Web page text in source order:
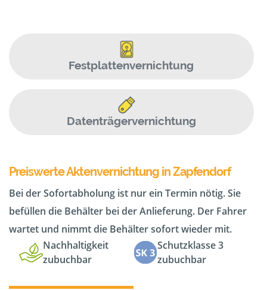
Festplattenvernichtung
Datenträgervernichtung
Preiswerte Aktenvernichtung in Zapfendorf
Bei der Sofortabholung ist nur ein Termin nötig. Sie
befüllen die Behälter bei der Anlieferung. Der Fahrer
wartet und nimmt die Behälter sofort wieder mit.
Nachhaltigkeit
zubuchbar
Schutzklasse 3
zubuchbar